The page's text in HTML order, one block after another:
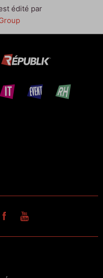
édité par
FACEBOOK
YOUTUBE